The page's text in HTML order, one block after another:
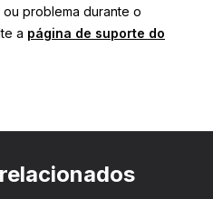
problema durante o
a página de suporte do